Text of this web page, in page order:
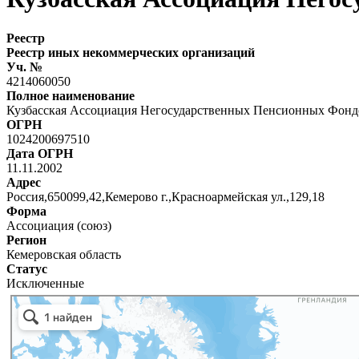
Реестр
Реестр иных некоммерческих организаций
Уч. №
4214060050
Полное наименование
Кузбасская Ассоциация Негосударственных Пенсионных
ОГРН
1024200697510
Дата ОГРН
11.11.2002
Адрес
Россия,650099,42,Кемерово г.,Красноармейская ул.,129,18
Форма
Ассоциация (союз)
Регион
Кемеровская область
Статус
Исключенные